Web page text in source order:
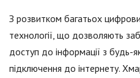
З розвитком багатьох
технології, що дозволяють
доступ до інформації з будь-
підключення до інтернету.